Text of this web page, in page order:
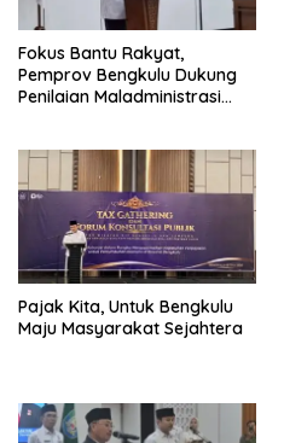
Fokus Bantu Rakyat,
Pemprov Bengkulu Dukung
Penilaian Maladministrasi
Pajak Kita, Untuk Bengkulu
Maju Masyarakat Sejahtera